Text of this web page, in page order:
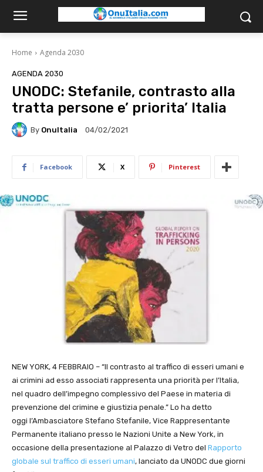
Home Agenda 2030
AGENDA 2030
UNODC: Stefanile, contrasto alla
tratta persone e’ priorita’ Italia
By OnuItalia 04/02/2021
Facebook X Pinterest
NEW YORK, 4 FEBBRAIO – “Il contrasto al traffico di esseri umani e
ai crimini ad esso associati rappresenta una priorità per l’Italia,
nel quadro dell’impegno complessivo del Paese in materia di
prevenzione del crimine e giustizia penale.” Lo ha detto
oggi l’Ambasciatore Stefano Stefanile, Vice Rappresentante
Permanente italiano presso le Nazioni Unite a New York, in
occasione della presentazione al Palazzo di Vetro del Rapporto
globale sul traffico di esseri umani, lanciato da UNODC due giorni